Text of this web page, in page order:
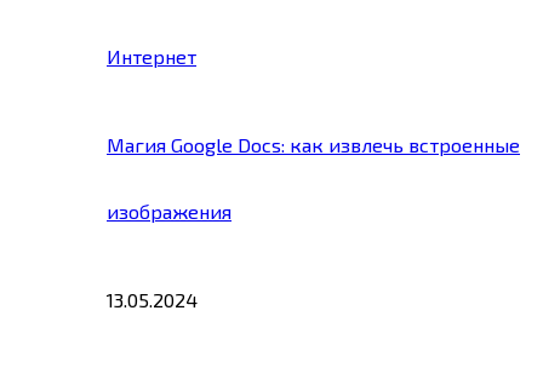
Интернет
Магия Google Docs: как извлечь встроенные
изображения
13.05.2024